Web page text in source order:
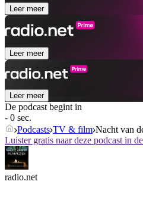
Leer meer
Leer meer
Leer meer
De podcast begint in
- 0 sec.
Podcasts TV & film Nacht van
Luister gratis naar deze podcast in
radio.net